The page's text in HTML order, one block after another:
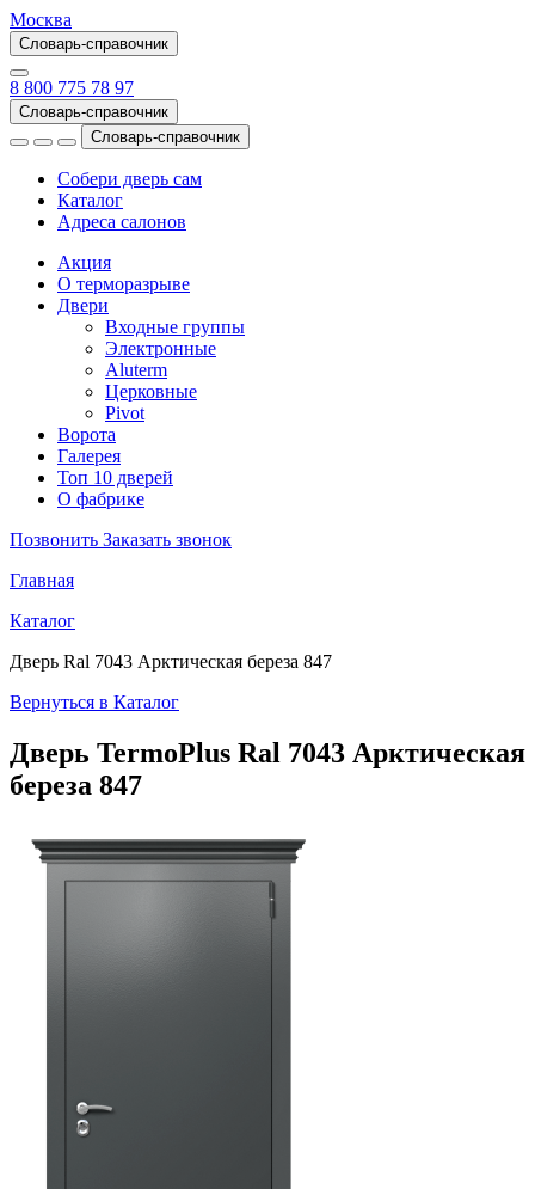
Москва
Словарь-справочник
8 800 775 78 97
Словарь-справочник
Словарь-справочник
Собери дверь сам
Каталог
Адреса салонов
Акция
О терморазрыве
Двери
Входные группы
Электронные
Aluterm
Церковные
Pivot
Ворота
Галерея
Топ 10 дверей
О фабрике
Позвонить Заказать звонок
Главная
Каталог
Дверь Ral 7043 Арктическая береза 847
Вернуться в Каталог
Дверь TermoPlus Ral 7043 Арктическая
береза 847